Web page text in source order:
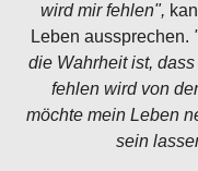
wird mir fehlen",
Leben aussprechen.
die Wahrheit ist,
fehlen wird von
möchte mein Leben
sein